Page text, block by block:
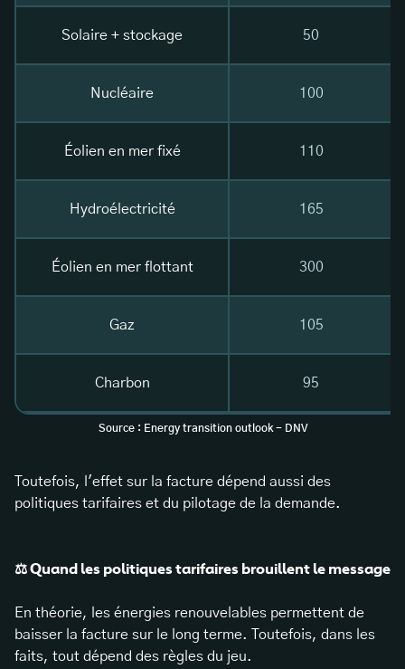
Solaire + stockage 50
Nucléaire 100
Éolien en mer fixé 110
Hydroélectricité 165
Éolien en mer flottant 300
Gaz 105
Charbon 95
Source : Energy transition outlook - DNV
Toutefois, l'effet sur la facture dépend aussi des
politiques tarifaires et du pilotage de la demande.
⚖️ Quand les politiques tarifaires brouillent le message
En théorie, les énergies renouvelables permettent de
baisser la facture sur le long terme. Toutefois, dans les
faits, tout dépend des règles du jeu.